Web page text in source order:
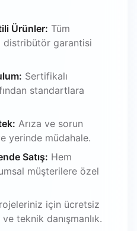
Ürünler: Tüm
distribütör garantisi
Sertifikalı
standartlara
Arıza ve sorun
yerinde müdahale.
Satış: Hem
müşterilere özel
için ücretsiz
teknik danışmanlık.